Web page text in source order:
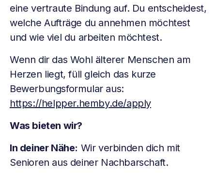
eine vertraute Bindung auf. Du entscheidest,
welche Aufträge du annehmen möchtest
und wie viel du arbeiten möchtest.
Wenn dir das Wohl älterer Menschen am
Herzen liegt, füll gleich das kurze
Bewerbungsformular aus:
https://helpper.hemby.de/apply
Was bieten wir?
In deiner Nähe: Wir verbinden dich mit
Senioren aus deiner Nachbarschaft.